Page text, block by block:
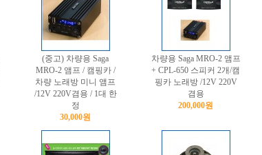
(중고) 차량용 Saga
MRO-2 앰프 / 캠핑카 /
차량 노래방 미니 앰프
/12V 220V겸용 / 1대 한
정
30,000원
차량용 Saga MRO-2 앰프
+ CPL-650 스피커 2개/캠
핑카 노래방 /12V 220V
겸용
200,000원